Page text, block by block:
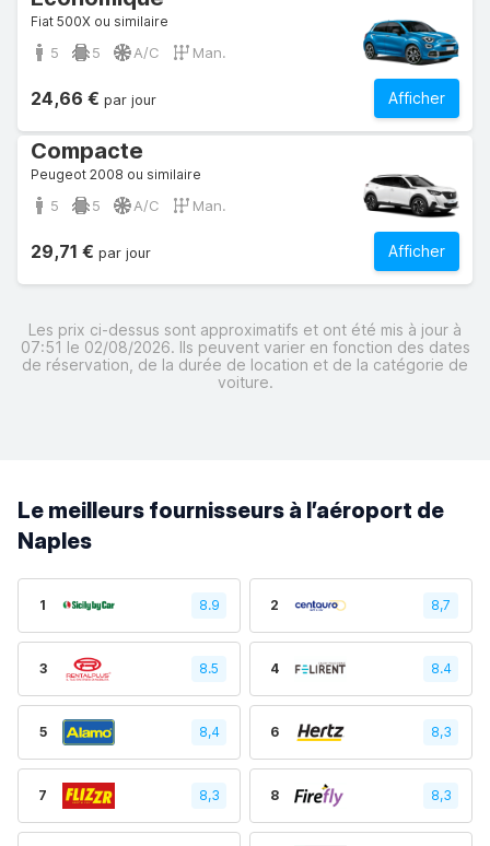
Fiat 500X ou similaire
5 5 A/C Man.
Afficher
24,66 € par jour
Compacte
Peugeot 2008 ou similaire
5 5 A/C Man.
Afficher
29,71 € par jour
Les prix ci-dessus sont approximatifs et ont été mis à jour à
07:51 le 02/08/2026. Ils peuvent varier en fonction des dates
de réservation, de la durée de location et de la catégorie de
voiture.
Le meilleurs fournisseurs à l’aéroport de
Naples
1 8.9 2 8,7
3 8.5 4 8.4
5 8,4 6 8,3
7 8,3 8 8,3